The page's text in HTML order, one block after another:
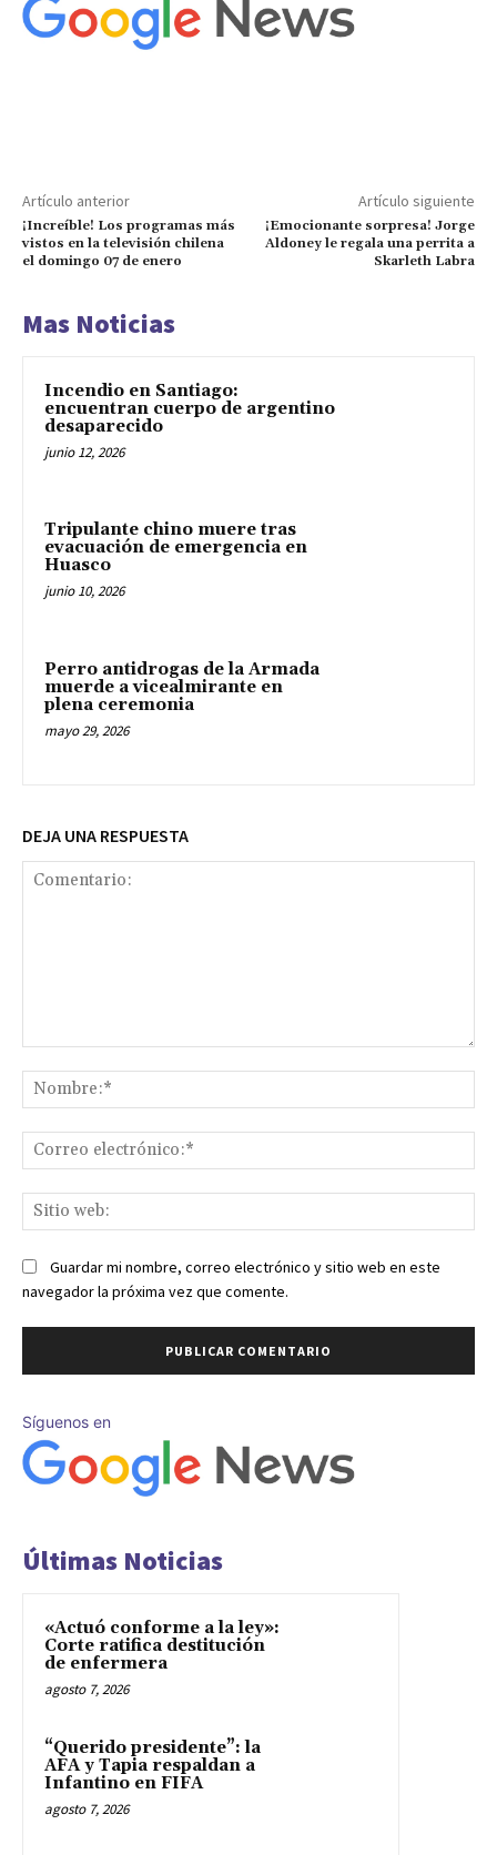
Artículo anterior
¡Increíble! Los programas más
vistos en la televisión chilena
el domingo 07 de enero
Artículo siguiente
¡Emocionante sorpresa! Jorge
Aldoney le regala una perrita a
Skarleth Labra
Mas Noticias
Incendio en Santiago:
encuentran cuerpo de argentino
desaparecido
junio 12, 2026
Tripulante chino muere tras
evacuación de emergencia en
Huasco
junio 10, 2026
Perro antidrogas de la Armada
muerde a vicealmirante en
plena ceremonia
mayo 29, 2026
DEJA UNA RESPUESTA
Guardar mi nombre, correo electrónico y sitio web en este
navegador la próxima vez que comente.
Síguenos en
Últimas Noticias
«Actuó conforme a la ley»:
Corte ratifica destitución
de enfermera
agosto 7, 2026
“Querido presidente”: la
AFA y Tapia respaldan a
Infantino en FIFA
agosto 7, 2026